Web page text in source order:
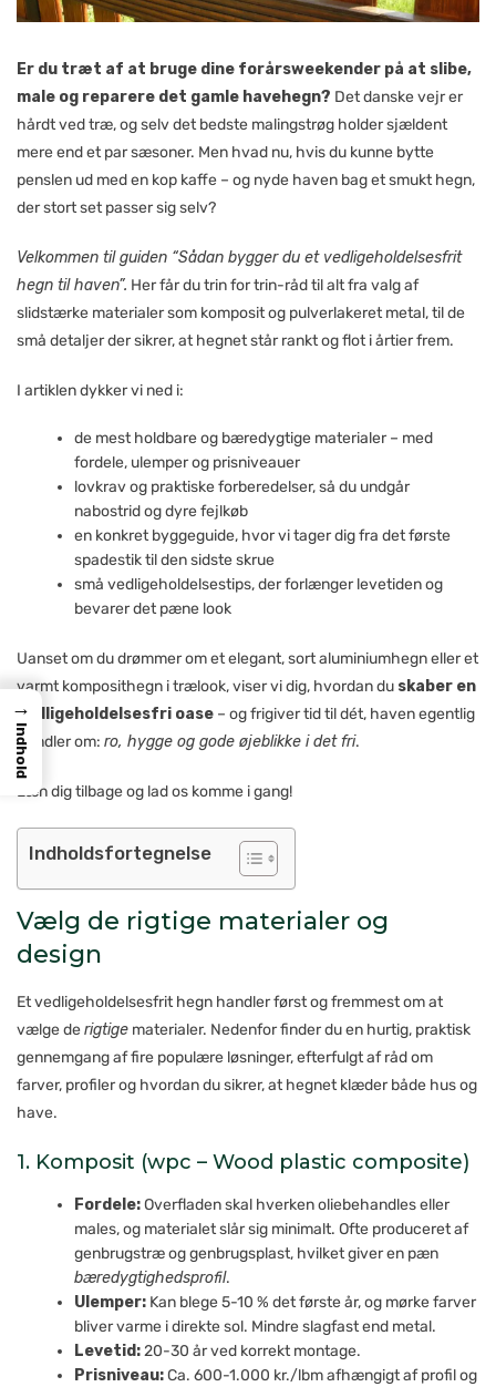
Er du træt af at bruge dine forårsweekender på at slibe,
male og reparere det gamle havehegn? Det danske vejr er
hårdt ved træ, og selv det bedste malingstrøg holder sjældent
mere end et par sæsoner. Men hvad nu, hvis du kunne bytte
penslen ud med en kop kaffe – og nyde haven bag et smukt hegn,
der stort set passer sig selv?
Velkommen til guiden “Sådan bygger du et vedligeholdelsesfrit
hegn til haven”. Her får du trin for trin-råd til alt fra valg af
slidstærke materialer som komposit og pulverlakeret metal, til de
små detaljer der sikrer, at hegnet står rankt og flot i årtier frem.
I artiklen dykker vi ned i:
de mest holdbare og bæredygtige materialer – med
fordele, ulemper og prisniveauer
lovkrav og praktiske forberedelser, så du undgår
nabostrid og dyre fejlkøb
en konkret byggeguide, hvor vi tager dig fra det første
spadestik til den sidste skrue
små vedligeholdelsestips, der forlænger levetiden og
bevarer det pæne look
Uanset om du drømmer om et elegant, sort aluminiumhegn eller et
varmt komposithegn i trælook, viser vi dig, hvordan du skaber en
vedligeholdelsesfri oase – og frigiver tid til dét, haven egentlig
handler om: ro, hygge og gode øjeblikke i det fri.
Læn dig tilbage og lad os komme i gang!
Indholdsfortegnelse
Vælg de rigtige materialer og
design
Et vedligeholdelsesfrit hegn handler først og fremmest om at
vælge derigtige materialer. Nedenfor finder du en hurtig, praktisk
gennemgang af fire populære løsninger, efterfulgt af råd om
farver, profiler og hvordan du sikrer, at hegnet klæder både hus og
have.
1. Komposit (wpc – Wood plastic composite)
Fordele:Overfladen skal hverken oliebehandles eller
males, og materialet slår sig minimalt. Ofte produceret af
genbrugstræ og genbrugsplast, hvilket giver en pæn
bæredygtighedsprofil.
Ulemper: Kan blege 5-10 % det første år, og mørke farver
bliver varme i direkte sol. Mindre slagfast end metal.
Levetid:20-30 år ved korrekt montage.
Prisniveau:Ca. 600-1.000 kr./lbm afhængigt af profil og
→
Indhold